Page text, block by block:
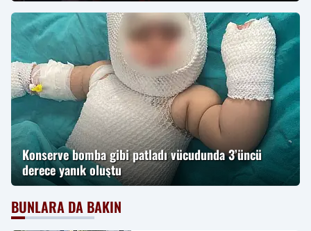
Konserve bomba gibi patladı vücudunda 3’üncü
derece yanık oluştu
BUNLARA DA BAKIN